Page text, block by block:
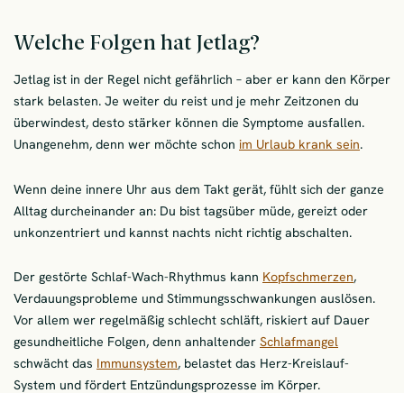
Welche Folgen hat Jetlag?
Jetlag ist in der Regel nicht gefährlich – aber er kann den Körper
stark belasten. Je weiter du reist und je mehr Zeitzonen du
überwindest, desto stärker können die Symptome ausfallen.
Unangenehm, denn wer möchte schon im Urlaub krank sein.
Wenn deine innere Uhr aus dem Takt gerät, fühlt sich der ganze
Alltag durcheinander an: Du bist tagsüber müde, gereizt oder
unkonzentriert und kannst nachts nicht richtig abschalten.
Der gestörte Schlaf-Wach-Rhythmus kann Kopfschmerzen,
Verdauungsprobleme und Stimmungsschwankungen auslösen.
Vor allem wer regelmäßig schlecht schläft, riskiert auf Dauer
gesundheitliche Folgen, denn anhaltender Schlafmangel
schwächt das Immunsystem, belastet das Herz-Kreislauf-
System und fördert Entzündungsprozesse im Körper.